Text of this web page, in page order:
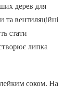
дерев для
та вентиляційні
стати
липка
соком. На